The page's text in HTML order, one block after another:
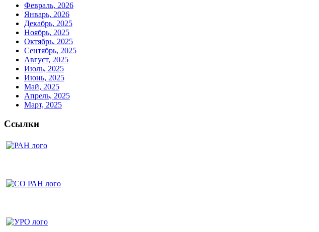
Февраль, 2026
Январь, 2026
Декабрь, 2025
Ноябрь, 2025
Октябрь, 2025
Сентябрь, 2025
Август, 2025
Июль, 2025
Июнь, 2025
Май, 2025
Апрель, 2025
Март, 2025
Ссылки